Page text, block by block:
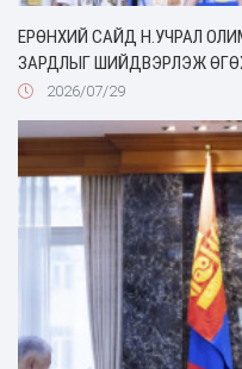
ЕРӨНХИЙ САЙД Н.УЧРАЛ
ЗАРДЛЫГ ШИЙДВЭРЛЭЖ
2026/07/29